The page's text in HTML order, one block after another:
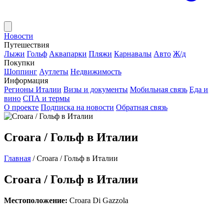
Новости
Путешествия
Лыжи Гольф Аквапарки Пляжи Карнавалы Авто Ж/д
Покупки
Шоппинг Аутлеты Недвижимость
Информация
Регионы Италии Визы и документы Мобильная связь Еда и
вино СПА и термы
О проекте Подписка на новости Обратная связь
Croara / Гольф в Италии
Главная / Croara / Гольф в Италии
Croara / Гольф в Италии
Местоположение: Croara Di Gazzola